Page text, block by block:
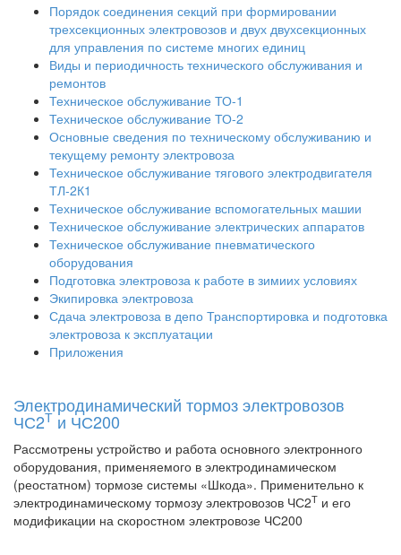
Порядок соединения секций при формировании
трехсекционных электровозов и двух двухсекционных
для управления по системе многих единиц
Виды и периодичность технического обслуживания и
ремонтов
Техническое обслуживание ТО-1
Техническое обслуживание ТО-2
Основные сведения по техническому обслуживанию и
текущему ремонту электровоза
Техническое обслуживание тягового электродвигателя
ТЛ-2К1
Техническое обслуживание вспомогательных машии
Техническое обслуживание электрических аппаратов
Техническое обслуживание пневматического
оборудования
Подготовка электровоза к работе в зимиих условиях
Экипировка электровоза
Сдача электровоза в депо Транспортировка и подготовка
электровоза к эксплуатации
Приложения
Электродинамический тормоз электровозов
ЧС2Т и ЧС200
Рассмотрены устройство и работа основного электронного
оборудования, применяемого в электродинамическом
(реостатном) тормозе системы «Шкода». Применительно к
электродинамическому тормозу электровозов ЧС2Т и его
модификации на скоростном электровозе ЧС200